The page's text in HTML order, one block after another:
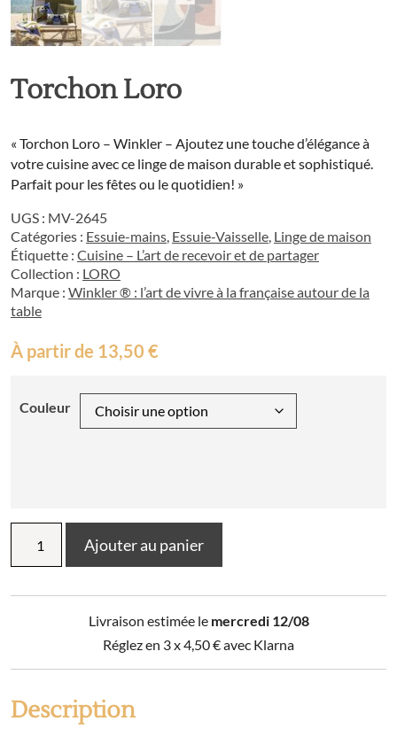
Torchon Loro
« Torchon Loro – Winkler – Ajoutez une touche d’élégance à
votre cuisine avec ce linge de maison durable et sophistiqué.
Parfait pour les fêtes ou le quotidien! »
UGS : MV-2645
Catégories : Essuie-mains, Essuie-Vaisselle, Linge de maison
Étiquette : Cuisine – L’art de recevoir et de partager
Collection : LORO
Marque : Winkler ® : l’art de vivre à la française autour de la
table
À partir de 13,50 €
Couleur
Torchon
Ajouter au panier
Livraison estimée le mercredi 12/08
Réglez en 3 x4,50€avec Klarna
Description